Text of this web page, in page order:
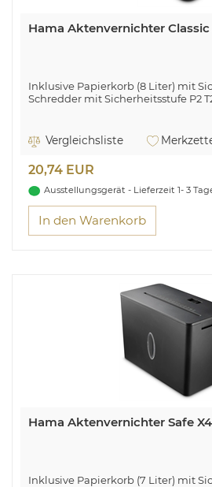
Hama Aktenvernichter Classic
Inklusive Papierkorb (8 Liter) mit
Schredder mit Sicherheitsstufe P2
Vergleichsliste
20,74 EUR
Ausstellungsgerät - Lieferzeit 1- 3
In den Warenkorb
Hama Aktenvernichter Safe
Inklusive Papierkorb (7 Liter) mit